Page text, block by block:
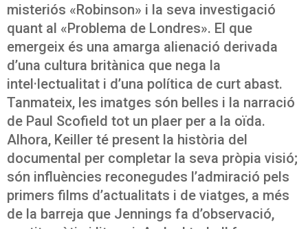
misteriós «Robinson» i la seva investigació
quant al «Problema de Londres». El que
emergeix és una amarga alienació derivada
d’una cultura britànica que nega la
intel·lectualitat i d’una política de curt abast.
Tanmateix, les imatges són belles i la narració
de Paul Scofield tot un plaer per a la oïda.
Alhora, Keiller té present la història del
documental per completar la seva pròpia visió;
són influències reconegudes l’admiració pels
primers films d’actualitats i de viatges, a més
de la barreja que Jennings fa d’observació,